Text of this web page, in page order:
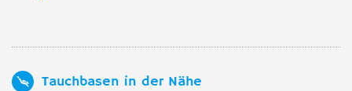
Tauchbasen in der Nähe